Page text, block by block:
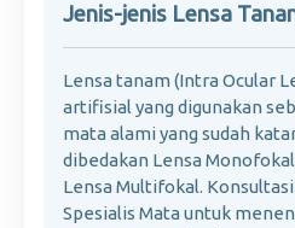
Jenis-jenis Lensa
Lensa tanam (Intra Ocular
artifisial yang digunakan
mata alami yang sudah
dibedakan Lensa
Lensa Multifokal.
Spesialis Mata untuk